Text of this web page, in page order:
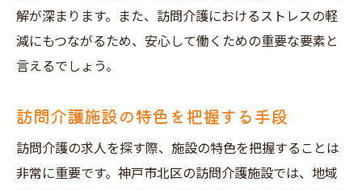
解が深まります。また、訪問介護におけるストレスの軽
減にもつながるため、安心して働くための重要な要素と
言えるでしょう。
訪問介護施設の特色を把握する手段
訪問介護の求人を探す際、施設の特色を把握することは
非常に重要です。神戸市北区の訪問介護施設では、地域